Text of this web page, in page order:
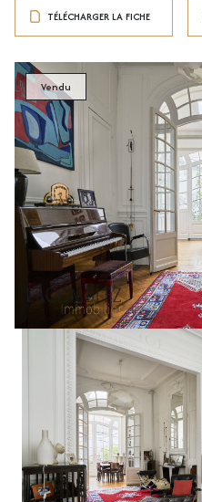
TÉLÉCHARGER LA FICHE
Vendu